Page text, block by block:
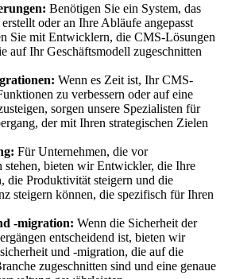
Benötigen Sie ein System, das
oder an Ihre Abläufe angepasst
Sie mit Entwicklern, die CMS-Lösungen
auf Ihr Geschäftsmodell zugeschnitten
Wenn es Zeit ist, Ihr CMS-
zu verbessern oder auf eine
sorgen unsere Spezialisten für
der mit Ihren strategischen Zielen
Für Unternehmen, die vor
stehen, bieten wir Entwickler, die Ihre
die Produktivität steigern und die
steigern können, die spezifisch für Ihren
-migration: Wenn die Sicherheit der
entscheidend ist, bieten wir
und -migration, die auf die
zugeschnitten sind und eine genaue